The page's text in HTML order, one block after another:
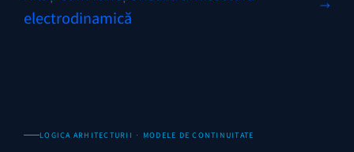
electrodinamică
LOGICA ARHITECTURII · MODELE DE CONTINUITATE